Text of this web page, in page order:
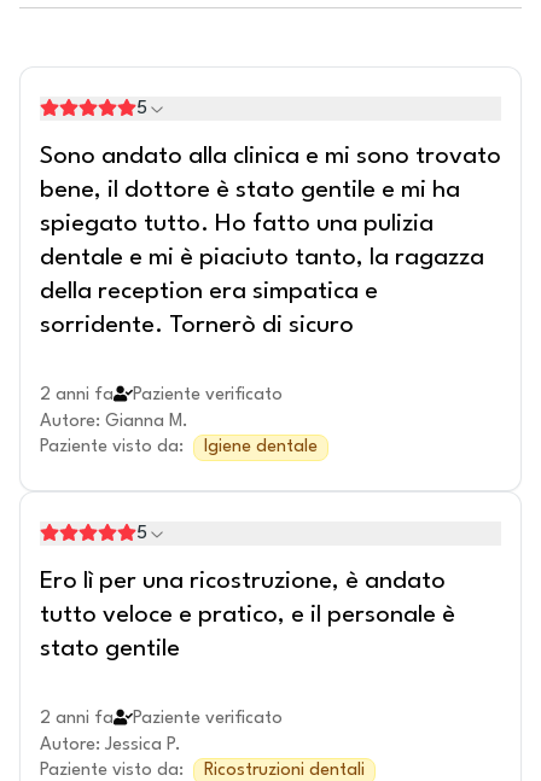
5
Sono andato alla clinica e mi sono trovato
bene, il dottore è stato gentile e mi ha
spiegato tutto. Ho fatto una pulizia
dentale e mi è piaciuto tanto, la ragazza
della reception era simpatica e
sorridente. Tornerò di sicuro
2 anni fa
Paziente verificato
Autore: Gianna M.
Paziente visto da: Igiene dentale
5
Ero lì per una ricostruzione, è andato
tutto veloce e pratico, e il personale è
stato gentile
2 anni fa
Paziente verificato
Autore: Jessica P.
Paziente visto da: Ricostruzioni dentali